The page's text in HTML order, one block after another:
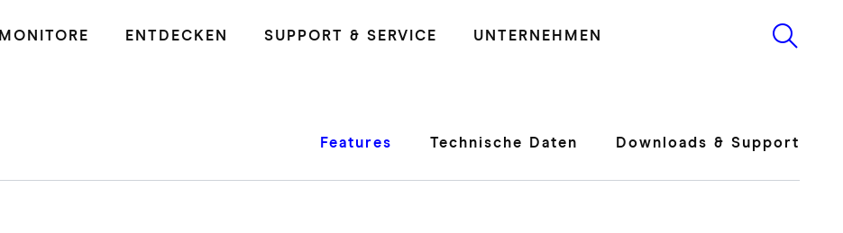
MONITORE ENTDECKEN SUPPORT & SERVICE UNTERNEHMEN
Features Technische Daten Downloads & Support